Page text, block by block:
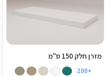
מזרן חלק 150 ס"מ
+200